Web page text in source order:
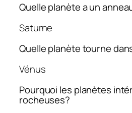
Quelle planète a un
Saturne
Quelle planète tourne
Vénus
Pourquoi les planètes
rocheuses?